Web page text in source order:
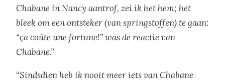
Chabane in Nancy aantrof, zei ik het hem; het
bleek om een ontsteker (van springstoffen) te gaan:
“ça coûte une fortune!” was de reactie van
Chabane.”
“Sindsdien heb ik nooit meer iets van Chabane